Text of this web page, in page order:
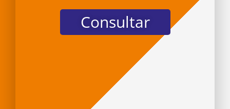
Consultar